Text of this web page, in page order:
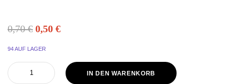
0,70€ 0,50 €
94 AUF LAGER
IN DEN WARENKORB